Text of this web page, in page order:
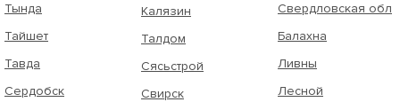
Тында
Тайшет
Тавда
Сердобск
Калязин
Талдом
Сясьстрой
Свирск
Свердловская обл
Балахна
Ливны
Лесной